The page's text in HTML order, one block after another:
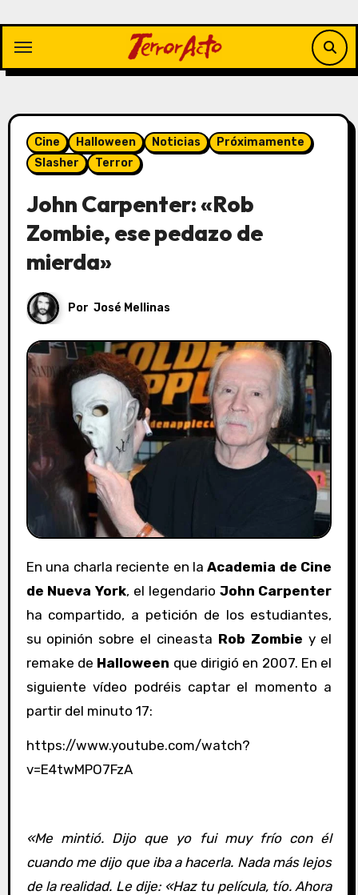
contenido
Cine Halloween Noticias
Próximamente
Slasher
Terror
John Carpenter: «Rob
Zombie, ese pedazo de
mierda»
Por José Mellinas
En una charla reciente en laAcademia de Cine
de Nueva York, el legendario John Carpenter
ha compartido, a petición de los estudiantes,
su opinión sobre el cineasta Rob Zombie y el
remake de Halloween que dirigió en 2007. En el
siguiente vídeo podréis captar el momento a
partir del minuto 17:
https://www.youtube.com/watch?
v=E4twMPO7FzA
«Me mintió. Dijo que yo fui muy frío con él
cuando me dijo que iba a hacerla. Nada más lejos
de la realidad. Le dije: «Haz tu película, tío. Ahora